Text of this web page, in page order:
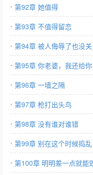
第92章 她值得
第93章 不值得留恋
第94章 被人侮辱了也没
第95章 你老婆，我还给你
第96章 一墙之隔
第97章 枪打出头鸟
第98章 没有谁对谁错
第99章 别在这个时候捣乱
第100章 明明差一点就能